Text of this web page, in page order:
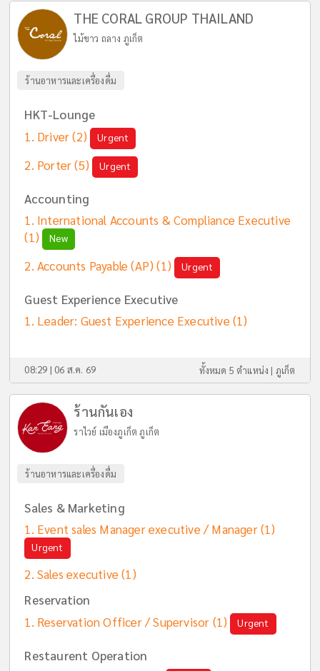
THE CORAL GROUP THAILAND
ไม้ขาว ถลาง ภูเก็ต
ร้านอาหารและเครื่องดื่ม
HKT-Lounge
Driver(2) Urgent
Porter(5) Urgent
Accounting
International Accounts & Compliance Executive
(1)
New
Accounts Payable (AP)(1) Urgent
Guest Experience Executive
Leader: Guest Experience Executive(1)
08:29 | 06 ส.ค. 69 ทั้งหมด 5 ตำแหน่ง | ภูเก็ต
ร้านกันเอง
ราไวย์ เมืองภูเก็ต ภูเก็ต
ร้านอาหารและเครื่องดื่ม
Sales & Marketing
Event sales Manager executive / Manager(1)
Urgent
Sales executive(1)
Reservation
Reservation Officer / Supervisor (1) Urgent
Restaurent Operation